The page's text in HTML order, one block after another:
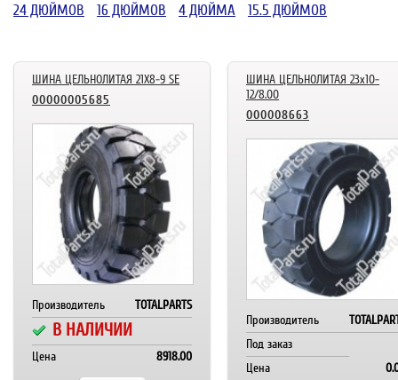
24 ДЮЙМОВ
16 ДЮЙМОВ 4 ДЮЙМА 15.5 ДЮЙМОВ
ШИНА ЦЕЛЬНОЛИТАЯ 21X8-9 SE
00000005685
Производитель TOTALPARTS
В НАЛИЧИИ
Цена 8918.00
ШИНА ЦЕЛЬНОЛИТАЯ 23x10-
12/8.00
000008663
Производитель
Под заказ
Цена